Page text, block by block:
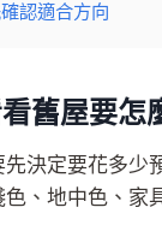
認適合方向
舊屋要怎
先決定要花多少
色、地中色、家